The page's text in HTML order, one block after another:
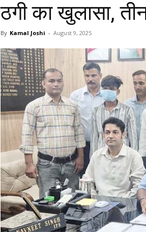
ठगी का खुलासा,
By Kamal Joshi - August 9, 2025